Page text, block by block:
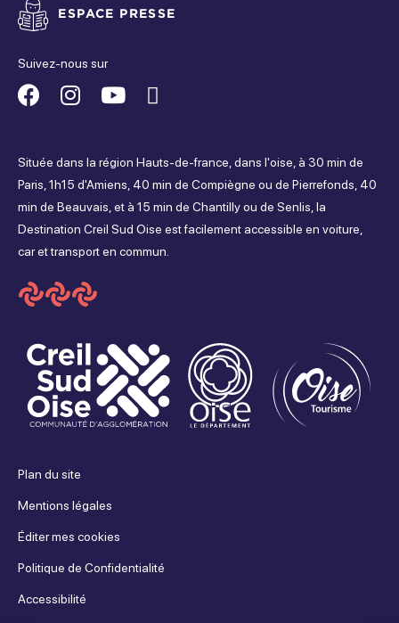
ESPACE PRESSE
Suivez-nous sur
Suivez-
sur
Facebook
Suivez-
sur
Instagram
Suivez-
sur
Youtube
sur
Tripadvisor
Située dans la région Hauts-de-france, dans l'oise, à 30 min de
Paris, 1h15 d'Amiens, 40 min de Compiègne ou de Pierrefonds, 40
min de Beauvais, et à 15 min de Chantilly ou de Senlis, la
Destination Creil Sud Oise est facilement accessible en voiture,
car et transport en commun.
Plan du site
Mentions légales
Éditer mes cookies
Politique de Confidentialité
Accessibilité